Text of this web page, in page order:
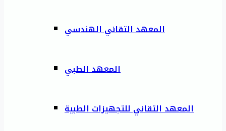
المعهد التقاني الهندسي
المعهد الطبي
المعهد التقاني للتجهيزات الطبية